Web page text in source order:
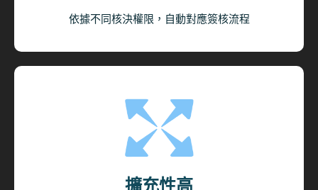
依據不同核決權限，自動對應簽核流程
擴充性高​